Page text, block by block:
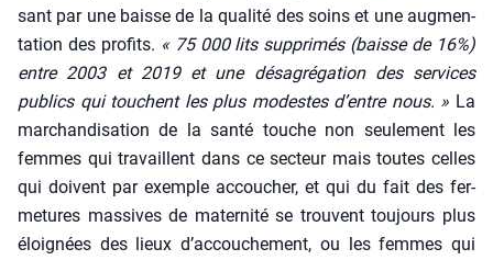
sant par une baisse de la qua­li­té des soins et une aug­men­
ta­tion des pro­fits. « 75 000 lits sup­pri­més (baisse de 16%)
entre 2003 et 2019 et une désa­gré­ga­tion des ser­vices
publics qui touchent les plus modestes d’entre nous. » La
mar­chan­di­sa­tion de la san­té touche non seule­ment les
femmes qui tra­vaillent dans ce sec­teur mais toutes celles
qui doivent par exemple accou­cher, et qui du fait des fer­
me­tures mas­sives de mater­ni­té se trouvent tou­jours plus
éloi­gnées des lieux d’accouchement, ou les femmes qui